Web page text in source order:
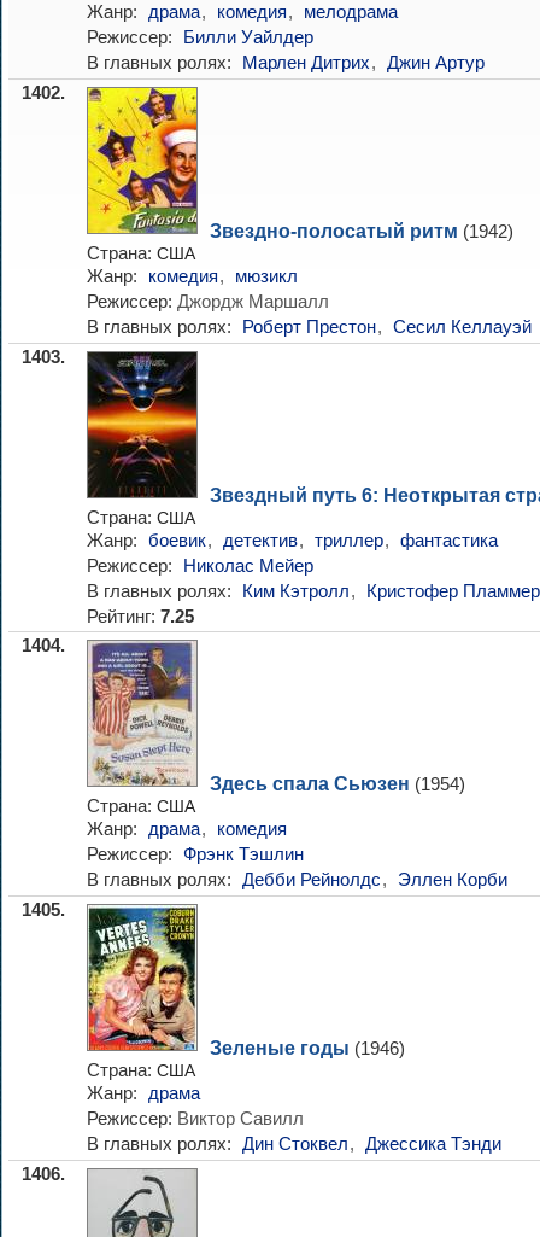
Жанр: драма, комедия,
мелодрама
Режиссер:
Билли Уайлдер
В главных ролях:
Марлен Дитрих, Джин Артур
1402.
Звездно-полосатый ритм (1942)
Страна: США
Жанр: комедия,
мюзикл
Режиссер: Джордж Маршалл
В главных ролях:
Роберт Престон, Сесил Келлауэй
1403.
Звездный путь 6: Неоткрытая
Страна: США
Жанр: боевик, детектив, триллер, фантастика
Режиссер:
Николас Мейер
В главных ролях:
Ким Кэтролл,
Кристофер Пламмер
Рейтинг: 7.25
1404.
Здесь спала Сьюзен (1954)
Страна: США
Жанр: драма,
комедия
Режиссер: Фрэнк Тэшлин
В главных ролях: Дебби Рейнолдс, Эллен Корби
1405.
Зеленые годы (1946)
Страна: США
Жанр:
драма
Режиссер: Виктор Савилл
В главных ролях: Дин Стоквел, Джессика Тэнди
1406.